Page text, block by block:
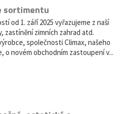
sortimentu
od 1. září 2025 vyřazujeme z naší
zastínění zimních zahrad atd.
společnosti Climax, našeho
novém obchodním zastoupení v...